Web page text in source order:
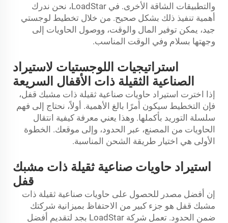
والتطبيقات الشاقة الأخرى. في LoadStar، نحن ندرك
أهمية تنفيذ ذلك بشكل صحيح. من خلال تخطيط لوجستي
جيد، يمكن توفير المال والوقت، ووصول الحاويات إلى
وجهتها بسلام وفي الوقت المناسب.
استراتيجيات اللوجستيات لاستيراد
الصناعية الثقيلة ذات الأقفال السريعة
إذا اخترت استيراد حاويات صناعية ثقيلة ذات مشبك قفل،
فإن التخطيط سيكون أمرًا بالغ الأهمية. أولاً، نحتاج إلى فهم
سلسلة التوريد بأكملها. وهذا يعني معرفة كيفية انتقال
الحاويات من المصنع، عبر الحدود، وإلى موقعك. الخطوة
الأولى هي اختيار طريقة الشحن المناسبة.
استيراد حاويات صناعية ثقيلة ذات مشبك
قفل
إن أفضل مصدر للحصول على حاويات صناعية ثقيلة ذات
مشبك قفل هو جزء كبير من الاحتفاظ بميزانية شركتك
ضمن الحدود. تعمل شركة LoadStar بجد لتقديم أفضل